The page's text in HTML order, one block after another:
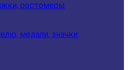
ростомеры
медали, значки